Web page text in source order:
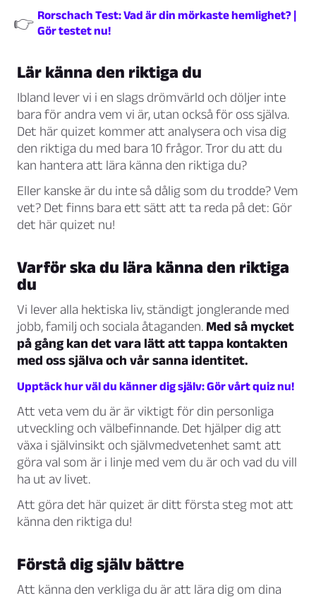
👉 Rorschach Test: Vad är din mörkaste hemlighet? |
Gör testet nu!
Lär känna den riktiga du
Ibland lever vi i en slags drömvärld och döljer inte
bara för andra vem vi är, utan också för oss själva.
Det här quizet kommer att analysera och visa dig
den riktiga du med bara 10 frågor. Tror du att du
kan hantera att lära känna den riktiga du?
Eller kanske är du inte så dålig som du trodde? Vem
vet? Det finns bara ett sätt att ta reda på det: Gör
det här quizet nu!
Varför ska du lära känna den riktiga
du
Vi lever alla hektiska liv, ständigt jonglerande med
jobb, familj och sociala åtaganden. Med så mycket
på gång kan det vara lätt att tappa kontakten
med oss själva och vår sanna identitet.
Upptäck hur väl du känner dig själv: Gör vårt quiz nu!
Att veta vem du är är viktigt för din personliga
utveckling och välbefinnande. Det hjälper dig att
växa i självinsikt och självmedvetenhet samt att
göra val som är i linje med vem du är och vad du vill
ha ut av livet.
Att göra det här quizet är ditt första steg mot att
känna den riktiga du!
Förstå dig själv bättre
Att känna den verkliga du är att lära dig om dina